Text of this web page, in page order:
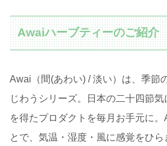
Awaiハーブティーのご紹介
Awai（間(あわい) / 淡い）は、季節
じわうシリーズ。日本の二十四節
を得たプロダクトを毎月お手元に
とで、気温・湿度・風に感覚をひ